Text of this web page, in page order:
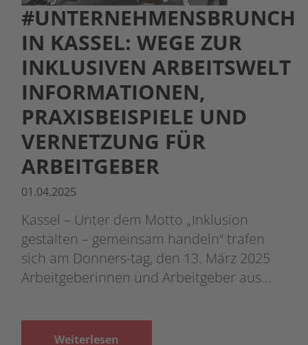
#UNTERNEHMENSBRUNCH
IN KASSEL: WEGE ZUR
INKLUSIVEN ARBEITSWELT
INFORMATIONEN,
PRAXISBEISPIELE UND
VERNETZUNG FÜR
ARBEITGEBER
01.04.2025
Kassel – Unter dem Motto „Inklusion
gestalten – gemeinsam handeln“ trafen
sich am Donners-tag, den 13. März 2025
Arbeitgeberinnen und Arbeitgeber aus…
Weiterlesen